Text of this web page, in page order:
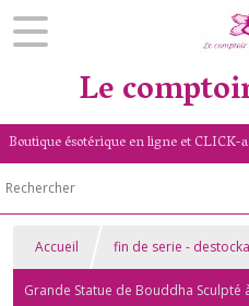
Le
Accueil fin de serie -
Grande Statue de Bouddha Sculpté